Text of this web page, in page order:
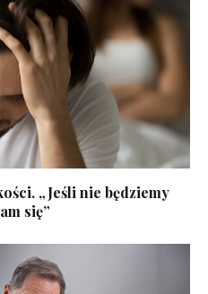
„Jeśli nie będziemy
się”